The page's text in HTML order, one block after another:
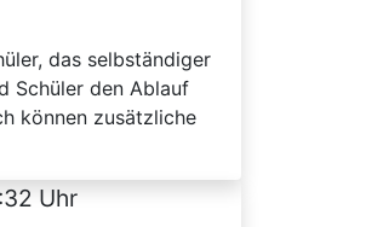
das selbständiger
Schüler den Ablauf
können zusätzliche
Uhr